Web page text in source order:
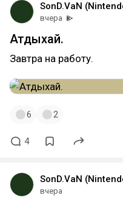
SonD.VaN
вчера
Атдыхай.
Завтра на работу.
6 2
4
SonD.VaN
вчера